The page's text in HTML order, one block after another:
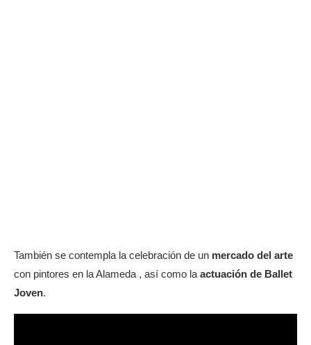
También se contempla la celebración de un mercado del arte
con pintores en la Alameda , así como laactuación de Ballet
Joven.